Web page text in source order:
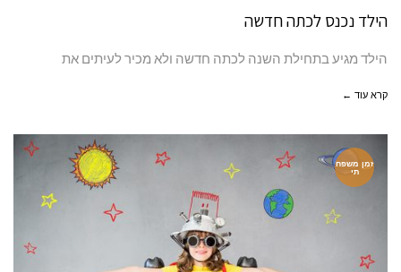
הילד נכנס לכתה חדשה
הילד מגיע בתחילת השנה לכתה חדשה ולא מכיר לעיתים את
קרא עוד ←
זמן משפח
תי